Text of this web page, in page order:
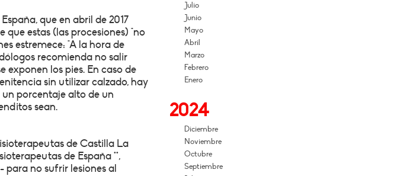
que en abril de 2017
que estas (las procesiones) "no
estremece: "A la hora de
recomienda no salir
exponen los pies. En caso de
sin utilizar calzado, hay
porcentaje alto de un
sean.
de Castilla La
de España **,
no sufrir lesiones al
Julio
Junio
Mayo
Abril
Marzo
Febrero
Enero
2024
Diciembre
Noviembre
Octubre
Septiembre